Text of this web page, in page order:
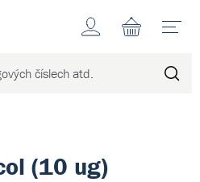
Účet
(10 ug)